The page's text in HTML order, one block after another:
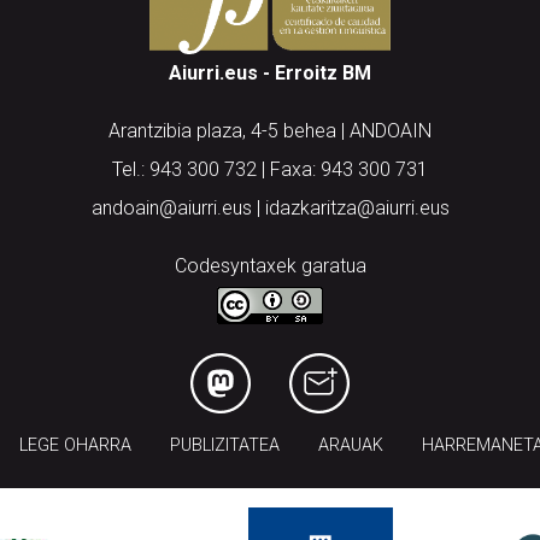
Aiurri.eus - Erroitz BM
Arantzibia plaza, 4-5 behea | ANDOAIN
Tel.: 943 300 732 | Faxa: 943 300 731
andoain@aiurri.eus | idazkaritza@aiurri.eus
Codesyntaxek garatua
LEGE OHARRA PUBLIZITATEA ARAUAK